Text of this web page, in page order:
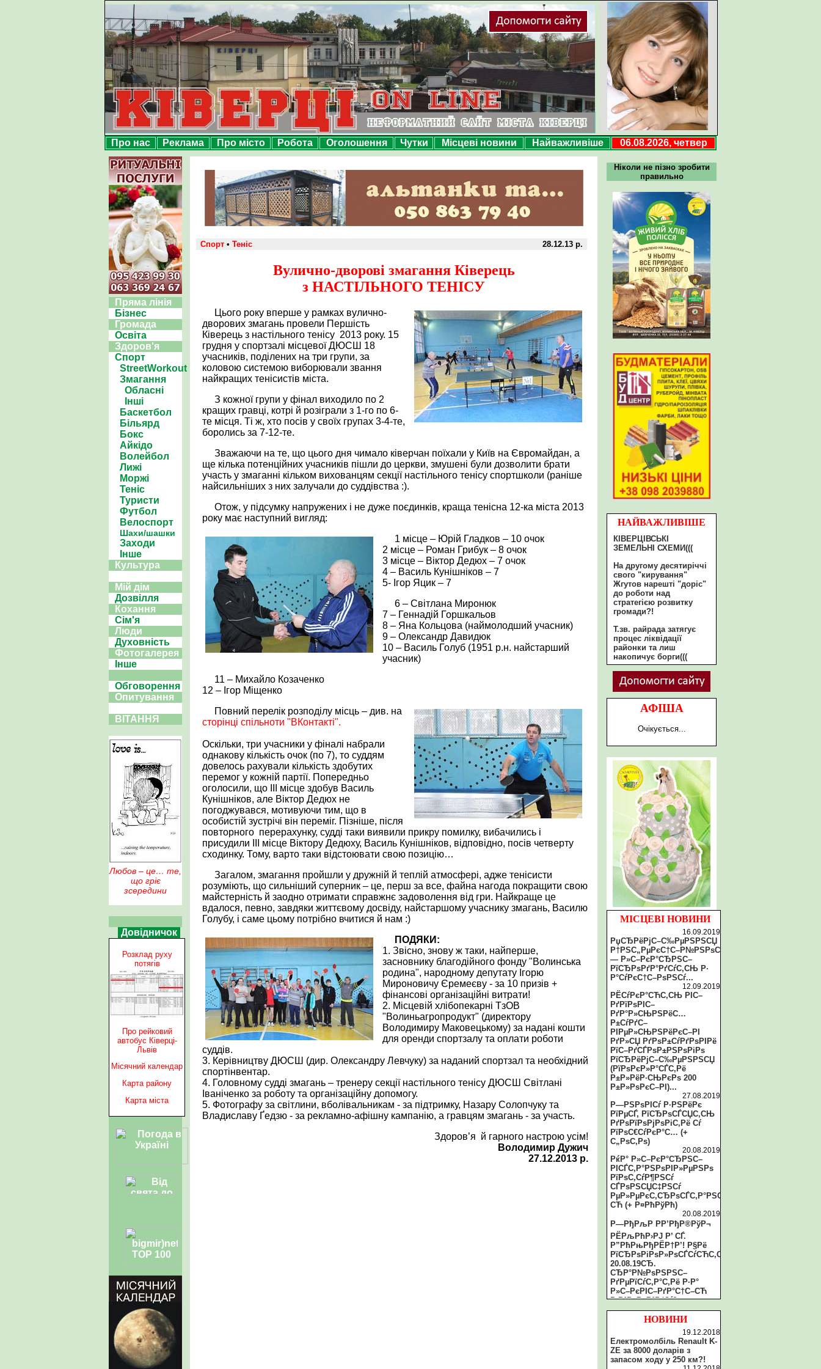
Про нас Реклама Про місто Робота Оголошення Чутки Місцеві новини Найважливіше 06.08.2026, четвер
Ніколи не пізно зробити
правильно
НАЙВАЖЛИВІШЕ
КІВЕРЦІВСЬКІ
ЗЕМЕЛЬНІ СХЕМИ(((
На другому десятиріччі
свого "кирування"
Жгутов нарешті "доріс"
до роботи над
стратегією розвитку
громади?!
Т.зв. райрада затягує
процес ліквідації
районки та лиш
накопичує борги(((
АФІША
Очікується...
МІСЦЕВІ НОВИНИ
16.09.2019
РџСЂРёРјС–С‰РµРЅРЅСЏ
Р†РЅС„РµРєС†С–Р№РЅРѕС
— Р»С–РєР°СЂРЅС–
РїСЂРѕРґР°РґСѓС‚СЊ Р·
Р°СѓРєС†С–РѕРЅСѓ...
12.09.2019
РЁСѓРєР°СЋС‚СЊ РІС–
РґРїРѕРІС–
РґР°Р»СЊРЅРёС…
Р±СѓРґС–
РІРµР»СЊРЅРёРєС–РІ
РґР»СЏ РґРѕР±СѓРґРѕРІРё
РїС–РґСЃРѕР±РЅРѕРіРѕ
РїСЂРёРјС–С‰РµРЅРЅСЏ
(РїРѕРєР»Р°СЃС‚Рё
Р±Р»РёР·СЊРєРѕ 200
Р±Р»РѕРєС–РІ)...
27.08.2019
Р—РЅРѕРІСѓ Р·РЅРёРє
РїРµСЃ, РїСЂРѕСЃСЏС‚СЊ
РґРѕРїРѕРјРѕРіС‚Рё Сѓ
РїРѕС€СѓРєР°С… (+
С„РѕС‚Рѕ)
20.08.2019
РќР° Р»С–РєР°СЂРЅС–
РІСЃС‚Р°РЅРѕРІР»РµРЅРѕ
РїРѕС‚СѓР¶РЅСѓ
СЃРѕРЅСЏС‡РЅСѓ
РµР»РµРєС‚СЂРѕСЃС‚Р°РЅС†С–
СЋ (+ Р¤РћРўРћ)
20.08.2019
Р—РђРљР РР’РђР®РўР¬
РЁРљРћР›РЈ Р’ СЃ.
Р”РћРњРђРЁР†Р’! Р§Рё
РїСЂРѕРіРѕР»РѕСЃСѓСЋС‚СЊ
20.08.19СЂ.
СЂР°Р№РѕРЅРЅС–
РґРµРїСѓС‚Р°С‚Рё Р·Р°
Р»С–РєРІС–РґР°С†С–СЋ
Р·Р°РєР»Р°РґСѓ?
20.08.2019
Рў.Р·РІ. СЂР°Р№СЂР°РґР°
РїСЂРѕС†РµСЃ Р»С–РєРІС–
РґР°С†С–С—
СЂР°Р№РѕРЅРєРё С‚Р°
Р»РёС€
НОВИНИ
19.12.2018
Електромолбіль Renault K-
ZE за 8000 доларів з
запасом ходу у 250 км?!
Пряма лінія
Бізнес
Громада
Освіта
Здоров'я
Спорт
StreetWorkout
Змагання
Обласні
Інші
Баскетбол
Більярд
Бокс
Айкідо
Волейбол
Лижі
Моржі
Теніс
Туристи
Футбол
Велоспорт
Шахи/шашки
Заходи
Інше
Культура
Мій дім
Дозвілля
Кохання
Сім'я
Люди
Духовність
Фотогалерея
Інше
Обговорення
Опитування
ВІТАННЯ
Любов – це… те,
що гріє
зсередини
Довідничок
Розклад руху
потягів
Про рейковий
автобус Ківерці-
Львів
Місячний календар
Карта району
Карта міста
Спорт • Теніс 28.12.13 р.
Вулично-дворові змагання Ківерець
з НАСТІЛЬНОГО ТЕНІСУ
Цього року вперше у рамках вулично-
дворових змагань провели Першість
Ківерець з настільного тенісу 2013 року. 15
грудня у спортзалі місцевої ДЮСШ 18
учасників, поділених на три групи, за
коловою системою виборювали звання
найкращих тенісистів міста.
З кожної групи у фінал виходило по 2
кращих гравці, котрі й розіграли з 1-го по 6-
те місця. Ті ж, хто посів у своїх групах 3-4-те,
боролись за 7-12-те.
Зважаючи на те, що цього дня чимало ківерчан поїхали у Київ на Євромайдан, а
ще кілька потенційних учасників пішли до церкви, змушені були дозволити брати
участь у змаганні кільком вихованцям секції настільного тенісу спортшколи (раніше
найсильніших з них залучали до суддівства :).
Отож, у підсумку напружених і не дуже поєдинків, краща тенісна 12-ка міста 2013
року має наступний вигляд:
1 місце – Юрій Гладков – 10 очок
2 місце – Роман Грибук – 8 очок
3 місце – Віктор Дедюх – 7 очок
4 – Василь Кунішніков – 7
5- Ігор Яцик – 7
6 – Світлана Миронюк
7 – Геннадій Горшкальов
8 – Яна Кольцова (наймолодший учасник)
9 – Олександр Давидюк
10 – Василь Голуб (1951 р.н. найстарший
учасник)
11 – Михайло Козаченко
12 – Ігор Міщенко
Повний перелік розподілу місць – див. на
сторінці спільноти "ВКонтакті".
Оскільки, три учасники у фіналі набрали
однакову кількість очок (по 7), то суддям
довелось рахували кількість здобутих
перемог у кожній партії. Попередньо
оголосили, що ІІІ місце здобув Василь
Кунішніков, але Віктор Дедюх не
погоджувався, мотивуючи тим, що в
особистій зустрічі він переміг. Пізніше, після
повторного перерахунку, судді таки виявили прикру помилку, вибачились і
присудили ІІІ місце Віктору Дедюху, Василь Кунішніков, відповідно, посів четверту
сходинку. Тому, варто таки відстоювати свою позицію…
Загалом, змагання пройшли у дружній й теплій атмосфері, адже тенісисти
розуміють, що сильніший суперник – це, перш за все, файна нагода покращити свою
майстерність й заодно отримати справжнє задоволення від гри. Найкраще це
вдалося, певно, завдяки життєвому досвіду, найстаршому учаснику змагань, Василю
Голубу, і саме цьому потрібно вчитися й нам :)
ПОДЯКИ:
1. Звісно, знову ж таки, найперше,
засновнику благодійного фонду "Волинська
родина", народному депутату Ігорю
Мироновичу Єремеєву - за 10 призів +
фінансові організаційні витрати!
2. Місцевій хлібопекарні ТзОВ
"Волиньагропродукт" (директору
Володимиру Маковецькому) за надані кошти
для оренди спортзалу та оплати роботи
суддів.
3. Керівництву ДЮСШ (дир. Олександру Левчуку) за наданий спортзал та необхідний
спортінвентар.
4. Головному судді змагань – тренеру секції настільного тенісу ДЮСШ Світлані
Іваніченко за роботу та організаційну допомогу.
5. Фотографу за світлини, вболівальникам - за підтримку, Назару Солопчуку та
Владиславу Ґедзю - за рекламно-афішну кампанію, а гравцям змагань - за участь.
Здоров’я й гарного настрою усім!
Володимир Дужич
27.12.2013 р.